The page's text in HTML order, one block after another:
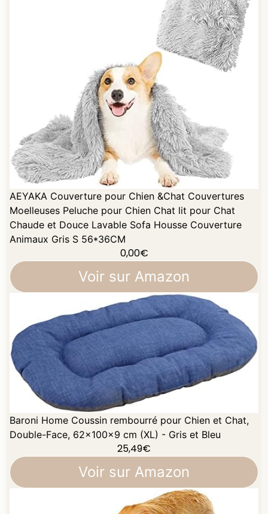
AEYAKA Couverture pour Chien &Chat Couvertures
Moelleuses Peluche pour Chien Chat lit pour Chat
Chaude et Douce Lavable Sofa Housse Couverture
Animaux Gris S 56*36CM
0,00€
Voir sur Amazon
Baroni Home Coussin rembourré pour Chien et Chat,
Double-Face, 62x100x9 cm (XL) - Gris et Bleu
25,49€
Voir sur Amazon